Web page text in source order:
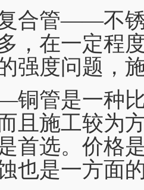
管——不锈
，在一定程
强度问题，
是一种比
且施工较为
首选。价格
也是一方面